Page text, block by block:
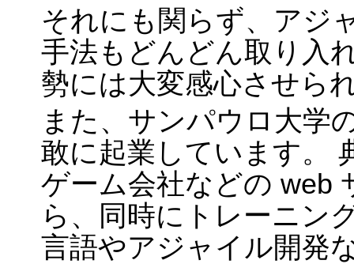
それにも関らず、アジ
手法もどんどん取り入
勢には大変感心させら
また、サンパウロ大学
敢に起業しています。
ゲーム会社などの web
ら、同時にトレーニン
言語やアジャイル開発